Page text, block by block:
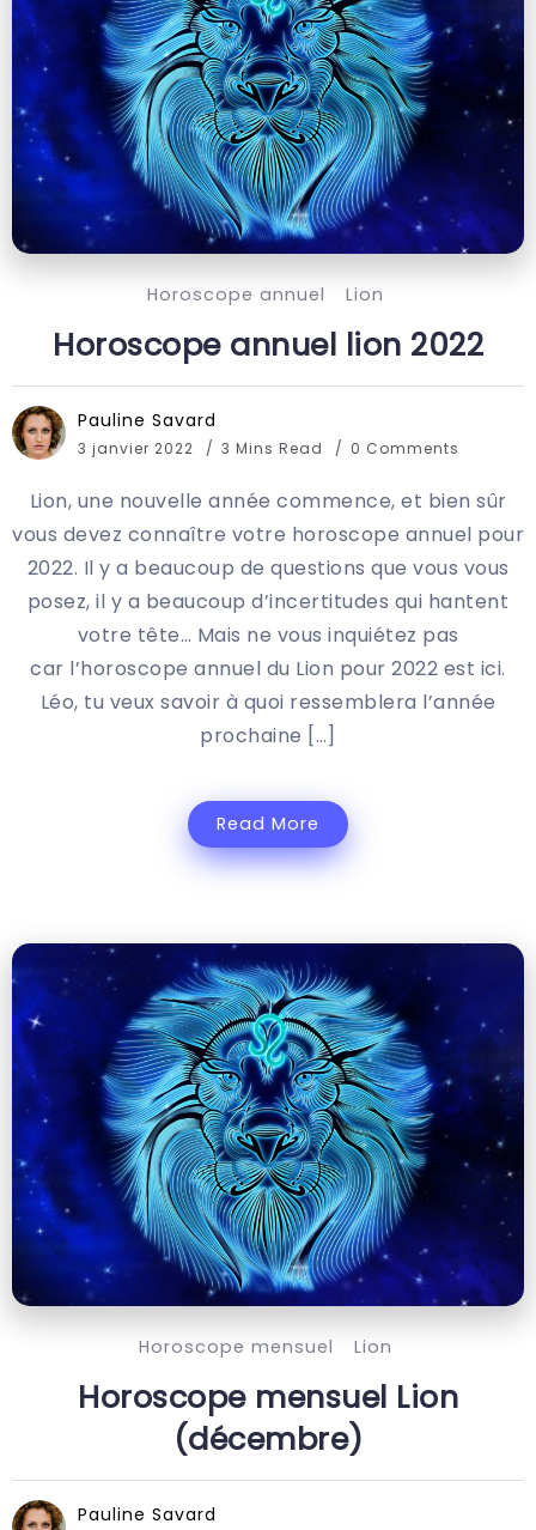
Horoscope annuel Lion
Horoscope annuel lion 2022
Pauline Savard
3 janvier 2022 3 Mins Read 0 Comments
Lion, une nouvelle année commence, et bien sûr
vous devez connaître votre horoscope annuel pour
2022. Il y a beaucoup de questions que vous vous
posez, il y a beaucoup d’incertitudes qui hantent
votre tête… Mais ne vous inquiétez pas
car l’horoscope annuel du Lion pour 2022 est ici.
Léo, tu veux savoir à quoi ressemblera l’année
prochaine […]
Read More
Horoscope mensuel Lion
Horoscope mensuel Lion
(décembre)
Pauline Savard